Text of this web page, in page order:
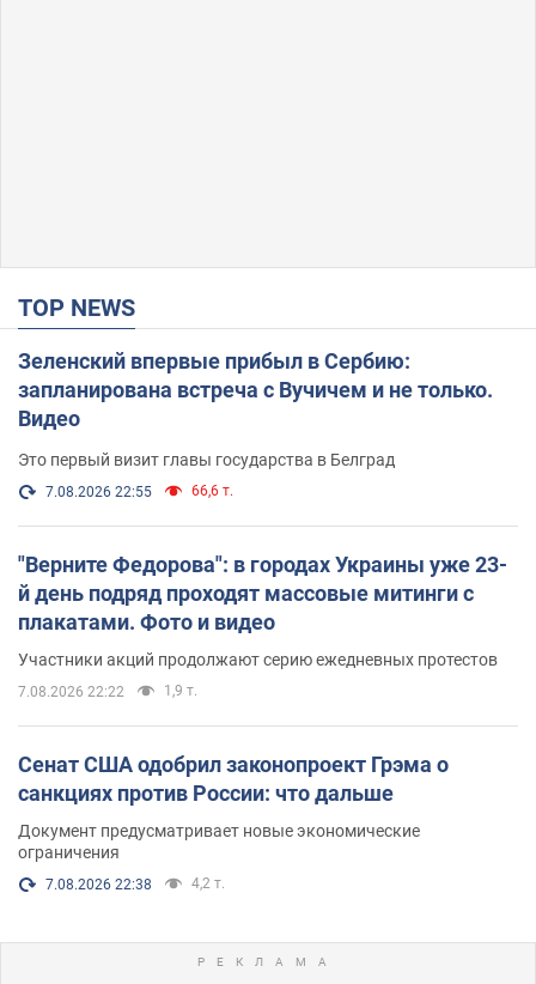
TOP NEWS
Зеленский впервые прибыл в Сербию:
запланирована встреча с Вучичем и не только.
Видео
Это первый визит главы государства в Белград
7.08.2026 22:55 66,6 т.
"Верните Федорова": в городах Украины уже 23-
й день подряд проходят массовые митинги с
плакатами. Фото и видео
Участники акций продолжают серию ежедневных протестов
7.08.2026 22:22 1,9 т.
Сенат США одобрил законопроект Грэма о
санкциях против России: что дальше
Документ предусматривает новые экономические
ограничения
7.08.2026 22:38 4,2 т.